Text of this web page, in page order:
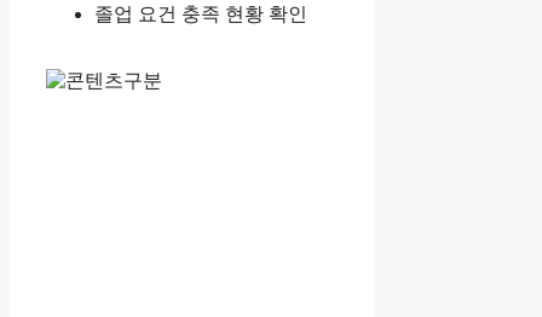
졸업 요건 충족 현황 확인